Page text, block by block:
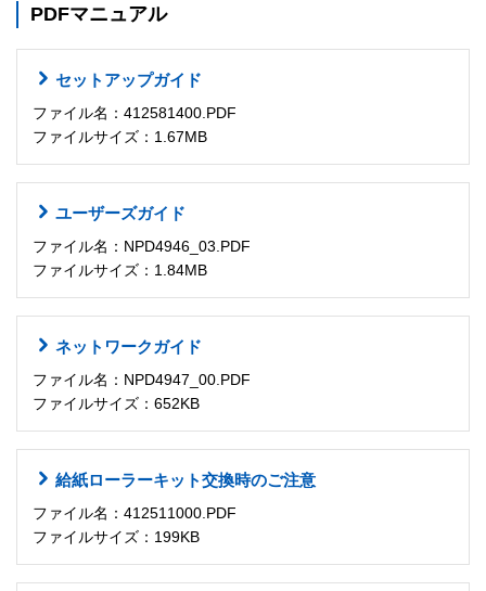
PDFマニュアル
セットアップガイド
ファイル名：412581400.PDF
ファイルサイズ：1.67MB
ユーザーズガイド
ファイル名：NPD4946_03.PDF
ファイルサイズ：1.84MB
ネットワークガイド
ファイル名：NPD4947_00.PDF
ファイルサイズ：652KB
給紙ローラーキット交換時のご注意
ファイル名：412511000.PDF
ファイルサイズ：199KB